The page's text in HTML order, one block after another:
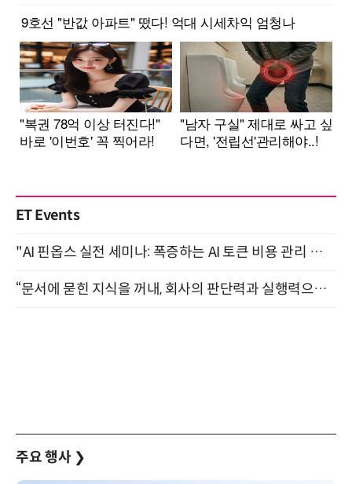
ET Events
"AI 핀옵스 실전 세미나: 폭증하는 AI 토큰 비용 관리 전략" 8월 21일 개최
“문서에 묻힌 지식을 꺼내, 회사의 판단력과 실행력으로 바꾸다” (8/20)
주요 행사 ❯